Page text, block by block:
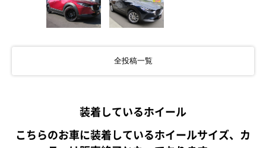
全投稿一覧
装着しているホイール
こちらのお車に装着しているホイールサイズ、カ